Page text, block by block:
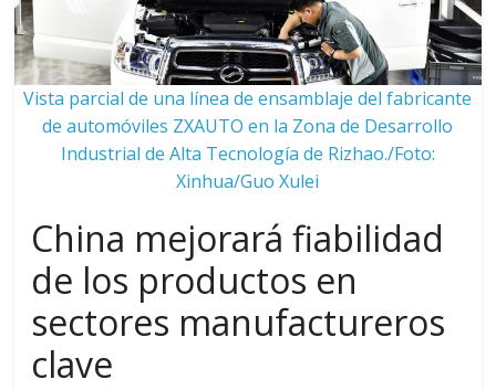
Vista parcial de una línea de ensamblaje del fabricante
de automóviles ZXAUTO en la Zona de Desarrollo
Industrial de Alta Tecnología de Rizhao./Foto:
Xinhua/Guo Xulei
China mejorará fiabilidad
de los productos en
sectores manufactureros
clave